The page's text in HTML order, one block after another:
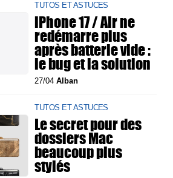
TUTOS ET ASTUCES
iPhone 17 / Air ne
redémarre plus
après batterie vide :
le bug et la solution
27/04Alban
TUTOS ET ASTUCES
Le secret pour des
dossiers Mac
beaucoup plus
stylés